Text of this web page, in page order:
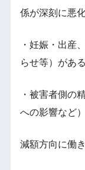
係が深刻に悪
・妊娠・出産
らせ等）がある
・被害者側の
への影響など）
減額方向に働